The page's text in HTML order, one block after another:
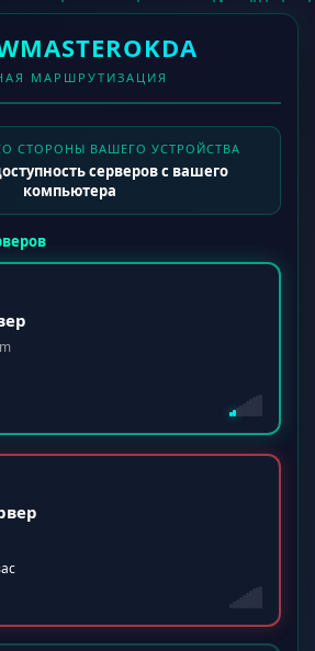
МАРШРУТИЗАЦИЯ
СТОРОНЫ ВАШЕГО УСТРОЙСТВА
серверов с вашего
компьютера